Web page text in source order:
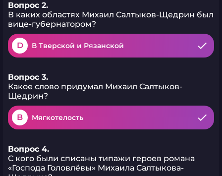
Вопрос 2.
В каких областях Михаил Салтыков-Щедрин был
вице-губернатором?
D В Тверской и Рязанской
Вопрос 3.
Какое слово придумал Михаил Салтыков-
Щедрин?
B Мягкотелость
Вопрос 4.
С кого были списаны типажи героев романа
«Господа Головлёвы» Михаила Салтыкова-